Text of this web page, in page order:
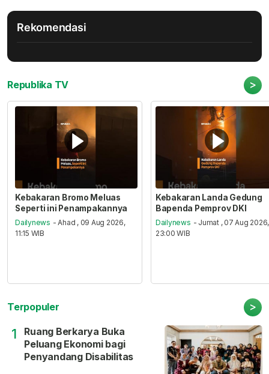
Rekomendasi
Republika TV >
Kebakaran Bromo Meluas
Seperti ini Penampakannya
Dailynews - Ahad , 09 Aug 2026,
11:15 WIB
Kebakaran Landa Gedung
Bapenda Pemprov DKI
Dailynews - Jumat , 07 Aug 2026,
23:00 WIB
Terpopuler >
1
Ruang Berkarya Buka
Peluang Ekonomi bagi
Penyandang Disabilitas